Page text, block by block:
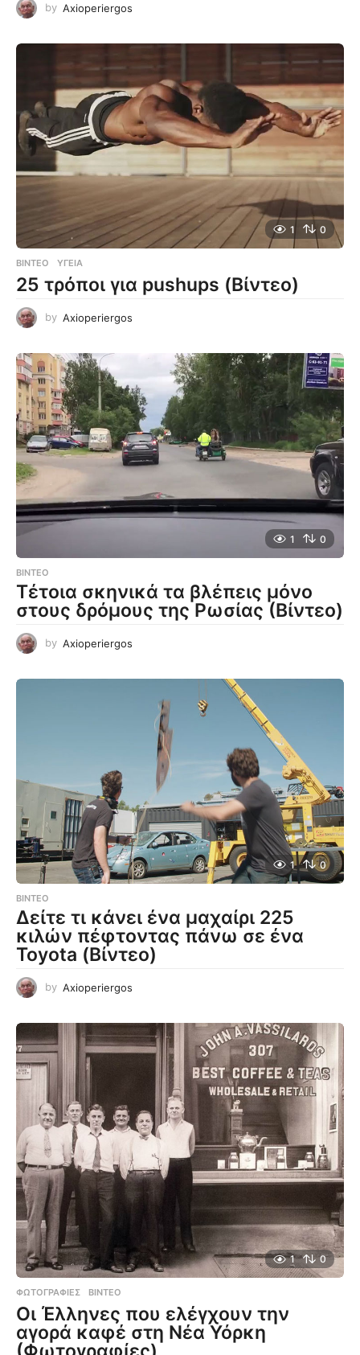
by Axioperiergos
1 0
ΒΊΝΤΕΟ ΥΓΕΊΑ
25 τρόποι για pushups (Βίντεο)
by Axioperiergos
1 0
ΒΊΝΤΕΟ
Τέτοια σκηνικά τα βλέπεις μόνο
στους δρόμους της Ρωσίας (Βίντεο)
by Axioperiergos
1 0
ΒΊΝΤΕΟ
Δείτε τι κάνει ένα μαχαίρι 225
κιλών πέφτοντας πάνω σε ένα
Toyota (Βίντεο)
by Axioperiergos
1 0
ΦΩΤΟΓΡΑΦΊΕΣ ,ΒΊΝΤΕΟ
Οι Έλληνες που ελέγχουν την
αγορά καφέ στη Νέα Υόρκη